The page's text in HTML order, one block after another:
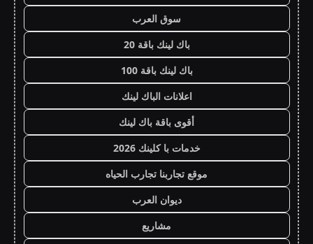
سوق العرب
باك لينك باقة 20
باك لينك باقة 100
اعلانات الباك لينك
أقوى باقة باك لينك
خدمات با كلينك 2026
موقع تجاربنا تجارب الحياه
ديوان العرب
مشاريع